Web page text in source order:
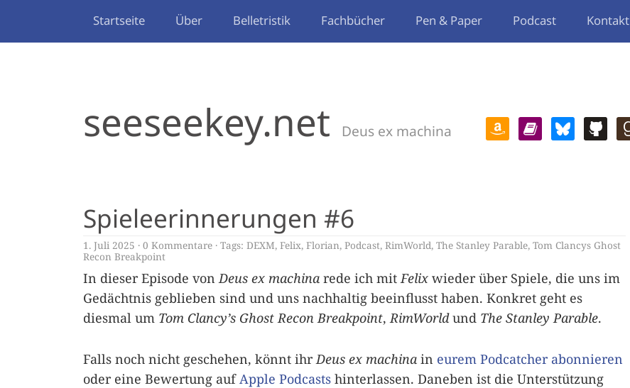
Startseite Über Belletristik Fachbücher Pen & Paper Podcast Kontakt
seeseekey.net Deus ex machina
Spieleerinnerungen #6
1. Juli 2025 0 Kommentare Tags: DEXM, Felix, Florian, Podcast, RimWorld, The Stanley Parable, Tom Clancys Ghost
Recon Breakpoint
In dieser Episode vonDeus ex machina rede ich mitFelix wieder über Spiele, die uns im
Gedächtnis geblieben sind und uns nachhaltig beeinflusst haben. Konkret geht es
diesmal um Tom Clancy’s Ghost Recon Breakpoint,RimWorldund The Stanley Parable.
Falls noch nicht geschehen, könnt ihrDeus ex machina in eurem Podcatcher abonnieren
oder eine Bewertung aufApple Podcasts hinterlassen. Daneben ist die Unterstützung